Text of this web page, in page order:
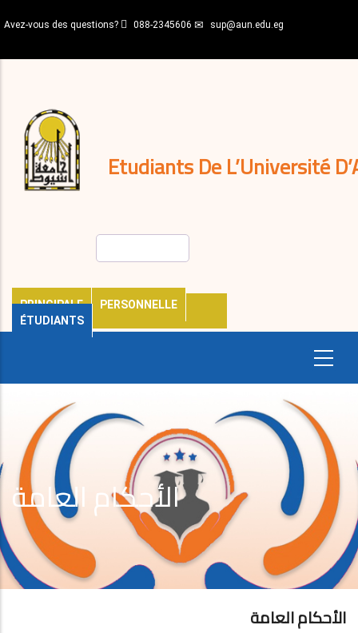
au
principal
Avez-vous des questions? 088-2345606 sup@aun.edu.eg
Etudiants De L’Université
PRINCIPALE
PERSONNELLE
ÉTUDIANTS
décisions
Expatriés
Journal
الأحكام العامة
الأحكام العامة